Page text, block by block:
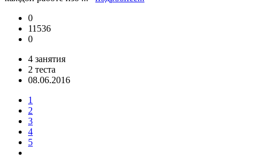
0
11536
0
4 занятия
2 теста
08.06.2016
1
2
3
4
5